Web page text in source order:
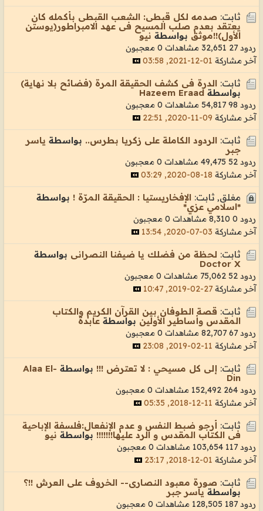
ثابت: صدمه لكل قبطى: الشعب القبطى بأكمله كان
يعتقد بعدم صلب المسيح فى عهد الامبراطور(يوستن
الأول)!!موثق بواسطة نيو
ردود 27 32,651 مشاهدات
0 معجبون
آخر مشاركة 01-12-2021, 03:58
ثابت: الدرة فى كشف الحقيقة المرة (فضائح بلا نهاية)
بواسطةHazeem Eraad
ردود 98 54,817 مشاهدات
0 معجبون
آخر مشاركة 09-11-2020, 22:51
ثابت: الردود الكاملة على زكريا بطرس.. بواسطة ياسر
جبر
ردود 52 49,475 مشاهدات
0 معجبون
آخر مشاركة 18-08-2020, 03:29
مغلق, ثابت: الإفخاريستيا : الحقيقة المرّة ! بواسطة
*اسلامي عزي*
ردود 0 8,310 مشاهدات
0 معجبون
آخر مشاركة 03-07-2020, 13:54
ثابت: لحظة من فضلك يا ضيفنا النصرانى بواسطة
Doctor X
ردود 52 75,062 مشاهدات
0 معجبون
آخر مشاركة 27-02-2019, 10:47
ثابت: قصة الطوفان بين القرآن الكريم والكتاب
المقدس وأساطير الأولين بواسطة عابدة
ردود 67 82,707 مشاهدات
0 معجبون
آخر مشاركة 11-02-2019, 23:08
ثابت: إلى كل مسيحي : لا تعترض !!! بواسطة Alaa El-
Din
ردود 264 152,492 مشاهدات
0 معجبون
آخر مشاركة 11-12-2018, 05:35
ثابت: أرجو ضبط النفس و عدم الإنفعال:فلسفة الإباحية
فى الكتاب المقدس و الرد عليها!!!!!!! بواسطة نيو
ردود 117 103,654 مشاهدات
0 معجبون
آخر مشاركة 01-12-2018, 23:17
ثابت: صورة معبود النصارى-- الخروف على العرش !!؟
بواسطة ياسر جبر
ردود 187 128,505 مشاهدات
0 معجبون